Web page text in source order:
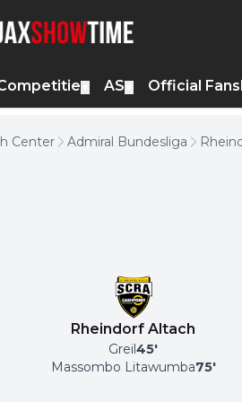
AS Official
Center Admiral Bundesliga
Rheindorf Altach
Greil45'
Massombo Litawumba75'